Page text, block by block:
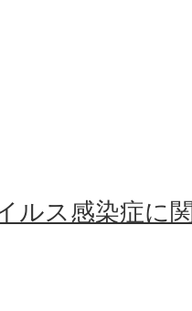
ルス感染症に